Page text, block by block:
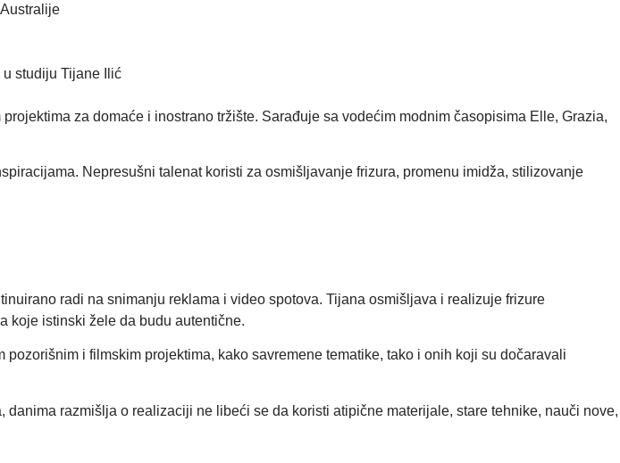
studiju Tijane Ilić
za domaće i inostrano tržište. Sarađuje sa vodećim modnim časopisima Elle, Grazia,
Nepresušni talenat koristi za osmišljavanje frizura, promenu imidža, stilizovanje
radi na snimanju reklama i video spotova. Tijana osmišljava i realizuje frizure
koje istinski žele da budu autentične.
i filmskim projektima, kako savremene tematike, tako i onih koji su dočaravali
razmišlja o realizaciji ne libeći se da koristi atipične materijale, stare tehnike, nauči nove,